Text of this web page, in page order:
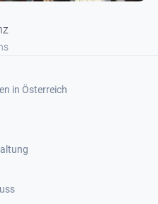
in Österreich